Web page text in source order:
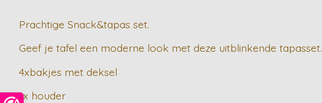
Prachtige Snack&tapas set.
Geef je tafel een moderne look met deze uitblinkende tapasset.
4xbakjes met deksel
1x houder